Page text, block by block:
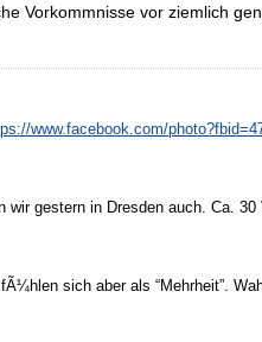
Vorkommnisse vor ziemlich
www.facebook.com/
wir gestern in Dresden auch. Ca.
sich aber als “Mehrheit”.